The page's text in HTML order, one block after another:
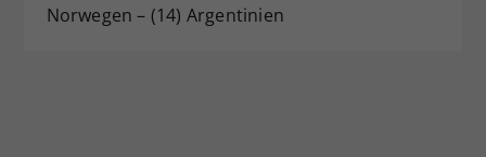
Norwegen – (14) Argentinien